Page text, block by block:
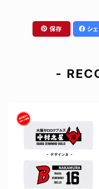
保存 シ
-